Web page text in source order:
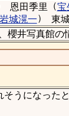
恩田季里 （宝
岩城滉一） 東
櫻井写真館の
うになった